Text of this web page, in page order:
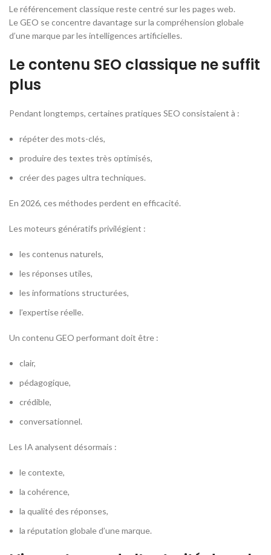
Le référencement classique reste centré sur les pages web.
Le GEO se concentre davantage sur la compréhension globale
d’une marque par les intelligences artificielles.
Le contenu SEO classique ne suffit
plus
Pendant longtemps, certaines pratiques SEO consistaient à :
répéter des mots-clés,
produire des textes très optimisés,
créer des pages ultra techniques.
En 2026, ces méthodes perdent en efficacité.
Les moteurs génératifs privilégient :
les contenus naturels,
les réponses utiles,
les informations structurées,
l’expertise réelle.
Un contenu GEO performant doit être :
clair,
pédagogique,
crédible,
conversationnel.
Les IA analysent désormais :
le contexte,
la cohérence,
la qualité des réponses,
la réputation globale d’une marque.